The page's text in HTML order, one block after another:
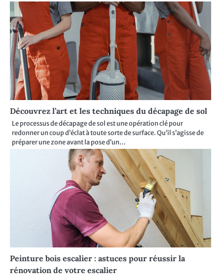
Découvrez l’art et les techniques du décapage de sol
Le processus de décapage de sol est une opération clé pour
redonner un coup d’éclat à toute sorte de surface. Qu’il s’agisse de
préparer une zone avant la pose d’un…
Peinture bois escalier : astuces pour réussir la
rénovation de votre escalier